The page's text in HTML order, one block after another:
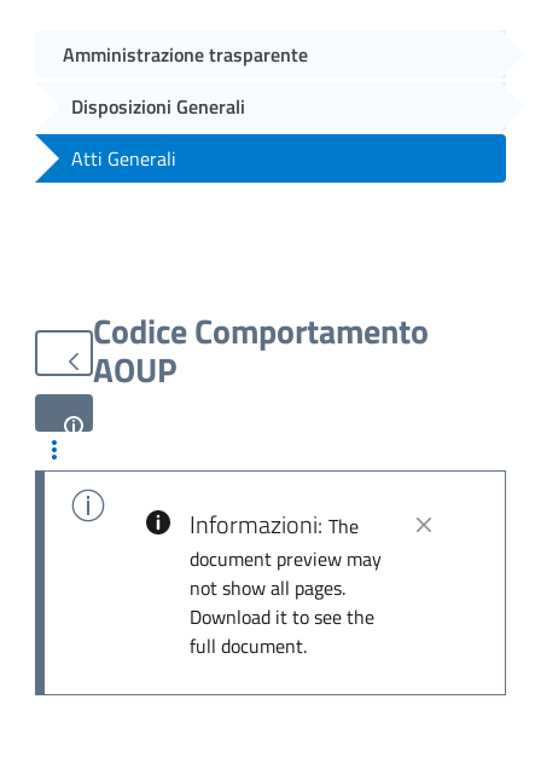
Amministrazione trasparente
Disposizioni Generali
Atti Generali
Codice Comportamento
AOUP
Informazioni: The
document preview may
not show all pages.
Download it to see the
full document.